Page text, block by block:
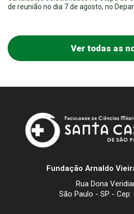
de reunião no dia 7 de agosto, no
Ver todas as
Fundação Arnaldo
Rua Dona
São Paulo - SP - Cep: